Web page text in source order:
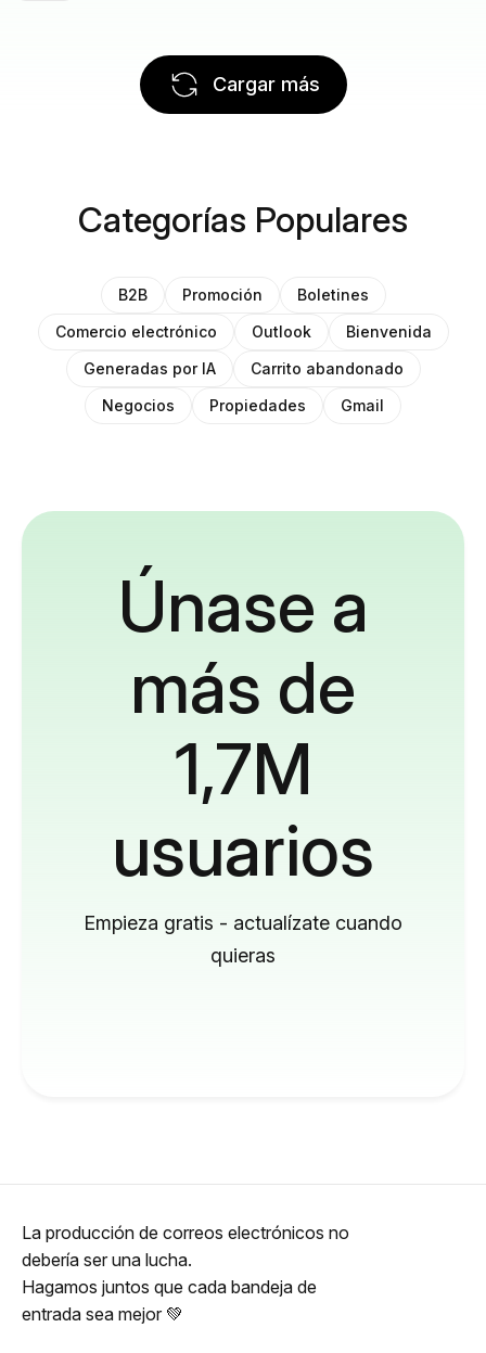
Cargar más
Categorías Populares
B2B Promoción
Boletines
Comercio electrónico
Outlook
Bienvenida
Generadas por IA
Carrito abandonado
Negocios
Propiedades Gmail
Únase a
más de
1,7M
usuarios
Empieza gratis - actualízate cuando
quieras
La producción de correos electrónicos no
debería ser una lucha.
Hagamos juntos que cada bandeja de
entrada sea mejor 💚